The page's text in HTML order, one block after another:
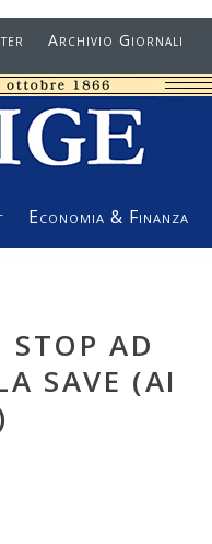
Archivio Giornali
Economia & Finanza
AD
SAVE (AI